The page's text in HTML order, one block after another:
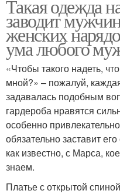
Такая одежда
заводит
женских
ума любого
«Чтобы такого надеть,
мной?» – пожалуй,
задавалась подобным
гардероба нравятся
особенно
обязательно заставит
как известно, с Марса,
знаем.
Платье с открытой спиной